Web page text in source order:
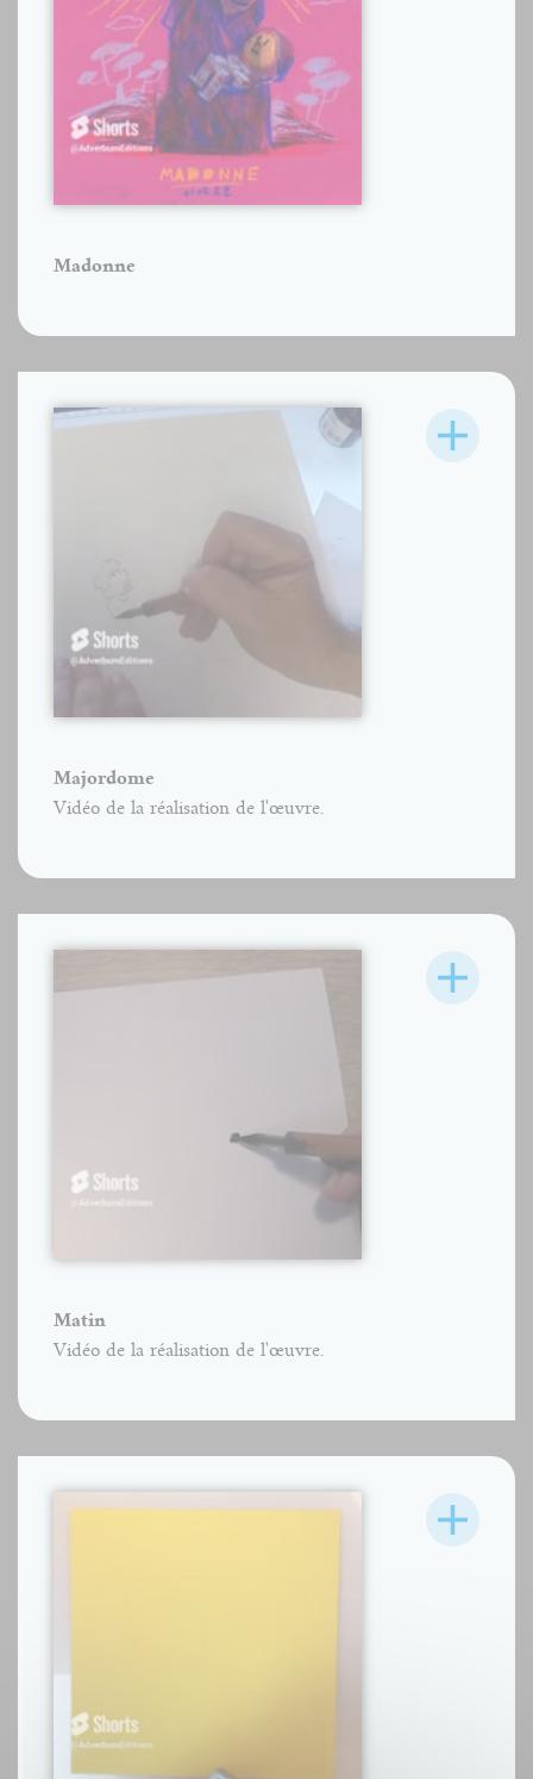
Madonne
Majordome
Vidéo de la réalisation de l'œuvre.
Matin
Vidéo de la réalisation de l'œuvre.